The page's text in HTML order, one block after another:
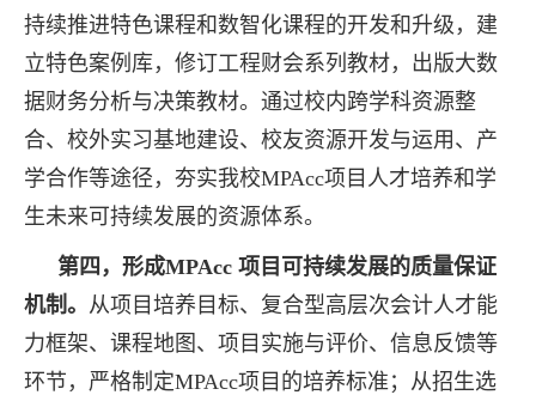
持续推进特色课程和数智化课程的开发和升级，建
立特色案例库，修订工程财会系列教材，出版大数
据财务分析与决策教材。通过校内跨学科资源整
合、校外实习基地建设、校友资源开发与运用、产
学合作等途径，夯实我校MPAcc项目人才培养和学
生未来可持续发展的资源体系。
第四，形成MPAcc 项目可持续发展的质量保证
机制。 从项目培养目标、复合型高层次会计人才能
力框架、课程地图、项目实施与评价、信息反馈等
环节，严格制定MPAcc项目的培养标准；从招生选